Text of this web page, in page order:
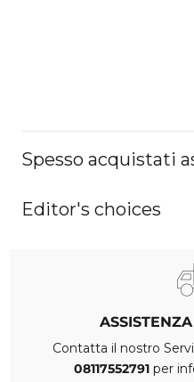
Spesso acquistati
Editor's choices
Contatta il nostro
08117552791 per